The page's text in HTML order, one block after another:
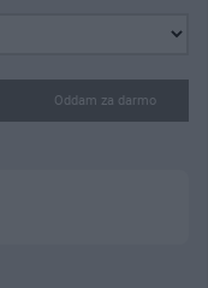
Oddam za darmo